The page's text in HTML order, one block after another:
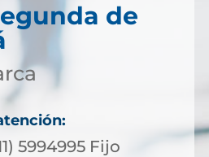
de
5994995 Fijo